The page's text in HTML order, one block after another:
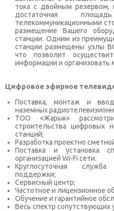
тока с двойным резервом,
достаточная
телекоммуникационными
размещение Вашего
станции. Одним из
станции размещены узлы
что позволит
информации и организовать
Цифровое эфирное
Поставка, монтаж и
наземных
ТОО «Жарык»
строительства цифровых
станций;
Разработка проектно
Поставка и установка
организацией Wi-Fi сети.
Круглосуточная служба
поддержки;
Сервисный центр;
Частотное и лицензионное
Обучение и гарантийное
Весь спектр сопутствующих